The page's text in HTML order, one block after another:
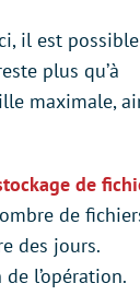
il est
plus qu’à
maximale,
de
de
des jours.
l’opération.